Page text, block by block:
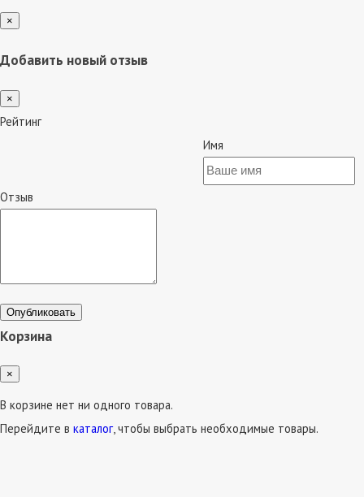
×
Добавить новый отзыв
×
Рейтинг
Имя
Отзыв
Опубликовать
Корзина
×
В корзине нет ни одного товара.
Перейдите в каталог, чтобы выбрать необходимые товары.